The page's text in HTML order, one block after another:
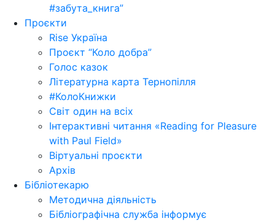
#забута_книга”
Проєкти
Rise Україна
Проєкт “Коло добра”
Голос казок
Літературна карта Тернопілля
#КолоКнижки
Світ один на всіх
Інтерактивні читання «Reading for Pleasure
with Paul Field»
Віртуальні проєкти
Архів
Бібліотекарю
Методична діяльність
Бібліографічна служба інформує